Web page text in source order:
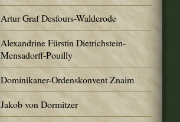
Artur Graf Desfours-Walderode
Alexandrine Fürstin Dietrichstein-
Mensadorff-Pouilly
Dominikaner-Ordenskonvent Znaim
Jakob von Dormitzer